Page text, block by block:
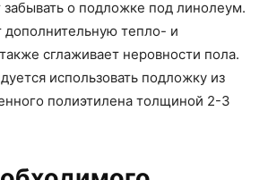
забывать о подложке под линолеум.
дополнительную тепло- и
сглаживает неровности пола.
использовать подложку из
полиэтилена толщиной 2-3